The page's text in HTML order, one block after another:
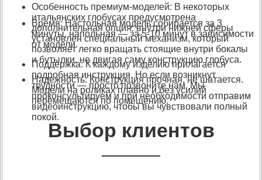
Особенность премиум-моделей: В некоторых
итальянских глобусах предусмотрена
дополнительная опция: внутри нижней сферы
установлен специальный механизм, который
позволяет легко вращать стоящие внутри бокалы
и бутылки, не двигая саму конструкцию глобуса.
Надежность: Конструкция прочная, не шатается.
Модели на роликах плавно и без усилий
перемещаются по помещению.
Время: Настольная модель собирается за 3
минуты, напольная — за 5-10 минут в зависимости
от модели.
Поддержка: К каждому изделию прилагается
подробная инструкция. Но если возникнут
трудности — просто позвоните нам. Мы
проконсультируем и при необходимости отправим
видеоинструкцию, чтобы вы чувствовали полный
покой.
Выбор клиентов